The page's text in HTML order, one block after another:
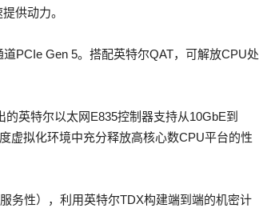
供动力。
PCIe Gen 5。搭配英特尔QAT，可解放CPU处
英特尔以太网E835控制器支持从10GbE到
虚拟化环境中充分释放高核心数CPU平台的性
务性），利用英特尔TDX构建端到端的机密计